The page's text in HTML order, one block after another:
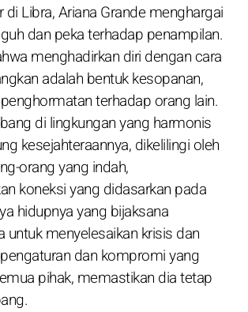
di Libra, Ariana Grande menghargai
dan peka terhadap penampilan.
menghadirkan diri dengan cara
adalah bentuk kesopanan,
terhadap orang lain.
di lingkungan yang harmonis
kesejahteraannya, dikelilingi oleh
orang yang indah,
koneksi yang didasarkan pada
hidupnya yang bijaksana
untuk menyelesaikan krisis dan
dan kompromi yang
pihak, memastikan dia tetap